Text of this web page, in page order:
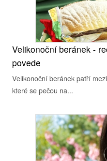
Velikonoční beránek -
povede
Velikonoční beránek patří
které se pečou na...